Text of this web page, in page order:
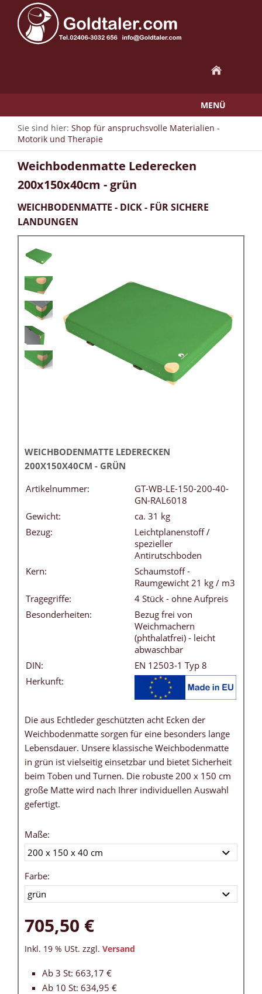
MENÜ
Sie sind hier: Shop für anspruchsvolle Materialien -
Motorik und Therapie
Weichbodenmatte Lederecken
200x150x40cm - grün
WEICHBODENMATTE - DICK - FÜR SICHERE
LANDUNGEN
WEICHBODENMATTE LEDERECKEN
200X150X40CM - GRÜN
Artikelnummer:
GT-WB-LE-150-200-40-
GN-RAL6018
Gewicht:
ca. 31 kg
Bezug:
Leichtplanenstoff /
spezieller
Antirutschboden
Kern:
Schaumstoff -
Raumgewicht 21 kg / m3
Tragegriffe:
4 Stück - ohne Aufpreis
Besonderheiten:
Bezug frei von
Weichmachern
(phthalatfrei) - leicht
abwaschbar
DIN:
EN 12503-1 Typ 8
Herkunft:
Die aus Echtleder geschützten acht Ecken der
Weichbodenmatte sorgen für eine besonders lange
Lebensdauer. Unsere klassische Weichbodenmatte
in grün ist vielseitig einsetzbar und bietet Sicherheit
beim Toben und Turnen. Die robuste 200 x 150 cm
große Matte wird nach Ihrer individuellen Auswahl
gefertigt.
Maße:
Farbe:
705,50 €
Inkl. 19 % USt. zzgl. Versand
Ab 3 St: 663,17 €
Ab 10 St: 634,95 €